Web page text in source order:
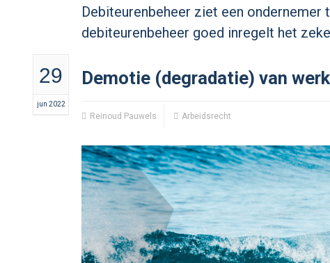
Debiteurenbeheer ziet een
debiteurenbeheer goed inregelt het
29
jun 2022
Demotie (degradatie) van
Reinoud Pauwels Arbeidsrecht